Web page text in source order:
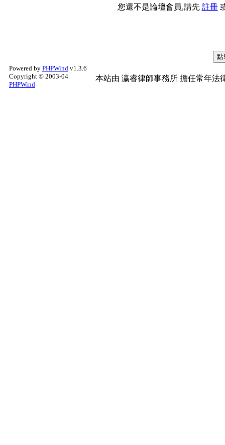
您還不是論壇會員,請先 註冊
Powered by PHPWind v1.3.6
Copyright © 2003-04
PHPWind
本站由 瀛睿律師事務所 擔任常年法